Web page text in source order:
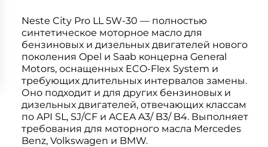
Neste City Pro LL 5W-30 — полностью
синтетическое моторное масло для
бензиновых и дизельных двигателей нового
поколения Opel и Saab концерна General
Motors, оснащенных ECO-Flex System и
требующих длительных интервалов замены.
Оно подходит и для других бензиновых и
дизельных двигателей, отвечающих классам
по API SL, SJ/CF и ACEA A3/ B3/ B4. Выполняет
требования для моторного масла Mercedes
Benz, Volkswagen и BMW.